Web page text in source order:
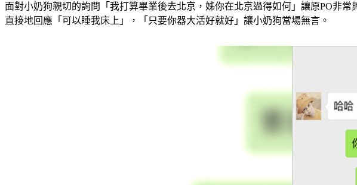
面對小奶狗親切的詢問「我打算畢業後去北京，姊你在北京過得如何」讓原PO非
直接地回應「可以睡我床上」，「只要你器大活好就好」讓小奶狗當場無言。